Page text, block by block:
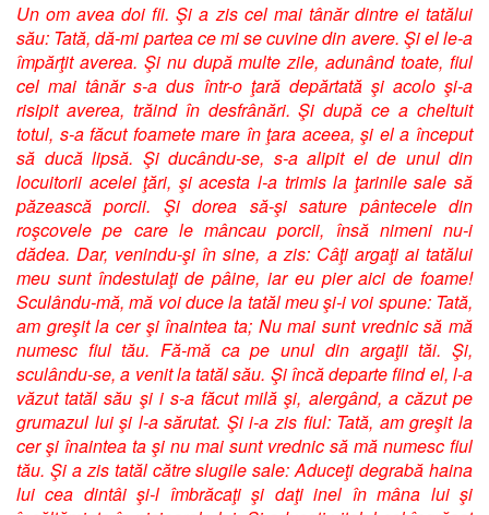
Un om avea doi fii. Şi a zis cel mai tânăr dintre ei tatălui
său: Tată, dă-mi partea ce mi se cuvine din avere. Şi el le-a
împărţit averea. Şi nu după multe zile, adunând toate, fiul
cel mai tânăr s-a dus într-o ţară depărtată şi acolo şi-a
risipit averea, trăind în desfrânări. Şi după ce a cheltuit
totul, s-a făcut foamete mare în ţara aceea, şi el a început
să ducă lipsă. Şi ducându-se, s-a alipit el de unul din
locuitorii acelei ţări, şi acesta l-a trimis la ţarinile sale să
păzească porcii. Şi dorea să-şi sature pântecele din
roşcovele pe care le mâncau porcii, însă nimeni nu-i
dădea. Dar, venindu-şi în sine, a zis: Câţi argaţi ai tatălui
meu sunt îndestulaţi de pâine, iar eu pier aici de foame!
Sculându-mă, mă voi duce la tatăl meu şi-i voi spune: Tată,
am greşit la cer şi înaintea ta; Nu mai sunt vrednic să mă
numesc fiul tău. Fă-mă ca pe unul din argaţii tăi. Şi,
sculându-se, a venit la tatăl său. Şi încă departe fiind el, l-a
văzut tatăl său şi i s-a făcut milă şi, alergând, a căzut pe
grumazul lui şi l-a sărutat. Şi i-a zis fiul: Tată, am greşit la
cer şi înaintea ta şi nu mai sunt vrednic să mă numesc fiul
tău. Şi a zis tatăl către slugile sale: Aduceţi degrabă haina
lui cea dintâi şi-l îmbrăcaţi şi daţi inel în mâna lui şi